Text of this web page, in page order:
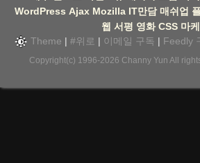
WordPress Ajax Mozilla IT만담 매쉬업
웹 서평 영화 CSS 마
Theme | #위로 | 이메일 구독 | Feedly
Copyright(c) 1996-2026 Channy Yun All